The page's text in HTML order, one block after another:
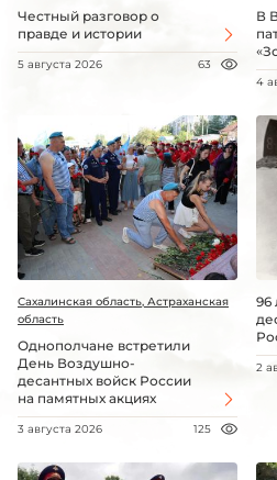
Честный разговор о
правде и истории
5 августа 2026 63
В
4
Сахалинская область, Астраханская
область
Однополчане встретили
День Воздушно-
десантных войск России
на памятных акциях
3 августа 2026 125
96
2